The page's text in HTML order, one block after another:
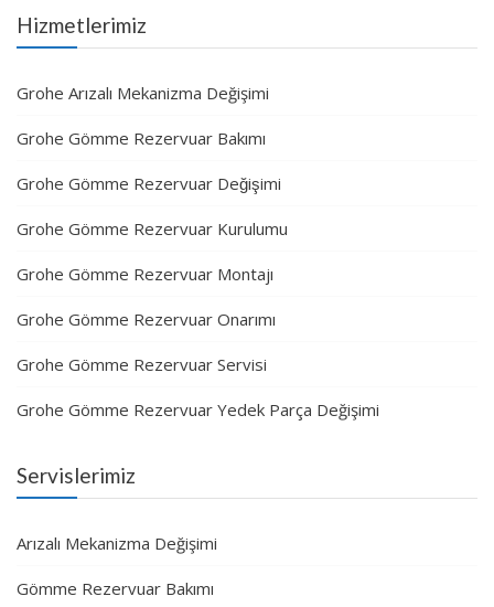
Hizmetlerimiz
Grohe Arızalı Mekanizma Değişimi
Grohe Gömme Rezervuar Bakımı
Grohe Gömme Rezervuar Değişimi
Grohe Gömme Rezervuar Kurulumu
Grohe Gömme Rezervuar Montajı
Grohe Gömme Rezervuar Onarımı
Grohe Gömme Rezervuar Servisi
Grohe Gömme Rezervuar Yedek Parça Değişimi
Servislerimiz
Arızalı Mekanizma Değişimi
Gömme Rezervuar Bakımı